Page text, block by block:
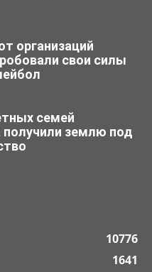
организаций
свои силы
семей
получили землю под
10776
1641